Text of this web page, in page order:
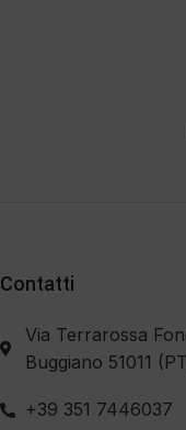
Contatti
Via Terrarossa
Buggiano 51011
+39 351 7446037